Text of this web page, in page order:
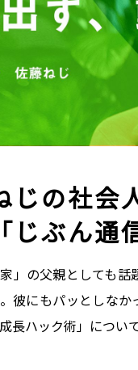
じの社会
じぶん通
家」の父親としても
彼にもパッとしな
長ハック術」につい